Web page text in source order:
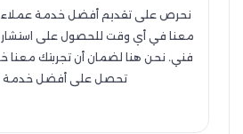
نحرص على تقديم أفضل خدمة
معنا في أي وقت للحصول على
فني. نحن هنا لضمان أن تجربتك معنا
تحصل على أفضل خدمة